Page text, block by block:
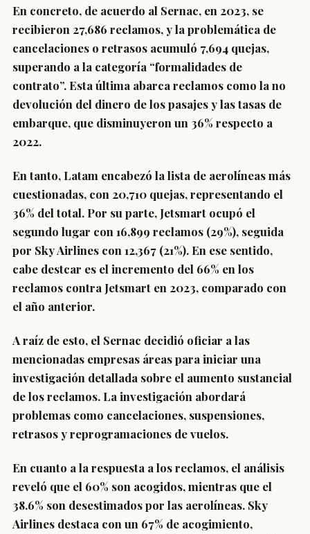
En concreto, de acuerdo al Sernac, en 2023, se
recibieron 27,686 reclamos, y la problemática de
cancelaciones o retrasos acumuló 7,694 quejas,
superando a la categoría “formalidades de
contrato”. Esta última abarca reclamos como la no
devolución del dinero de los pasajes y las tasas de
embarque, que disminuyeron un 36% respecto a
2022.
En tanto, Latam encabezó la lista de aerolíneas más
cuestionadas, con 20,710 quejas, representando el
36% del total. Por su parte, Jetsmart ocupó el
segundo lugar con 16,899 reclamos (29%), seguida
por Sky Airlines con 12,367 (21%). En ese sentido,
cabe destcar es el incremento del 66% en los
reclamos contra Jetsmart en 2023, comparado con
el año anterior.
A raíz de esto, el Sernac decidió oficiar a las
mencionadas empresas áreas para iniciar una
investigación detallada sobre el aumento sustancial
de los reclamos. La investigación abordará
problemas como cancelaciones, suspensiones,
retrasos y reprogramaciones de vuelos.
En cuanto a la respuesta a los reclamos, el análisis
reveló que el 60% son acogidos, mientras que el
38.6% son desestimados por las aerolíneas. Sky
Airlines destaca con un 67% de acogimiento,